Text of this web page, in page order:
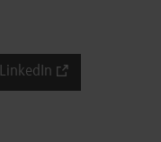
LinkedIn